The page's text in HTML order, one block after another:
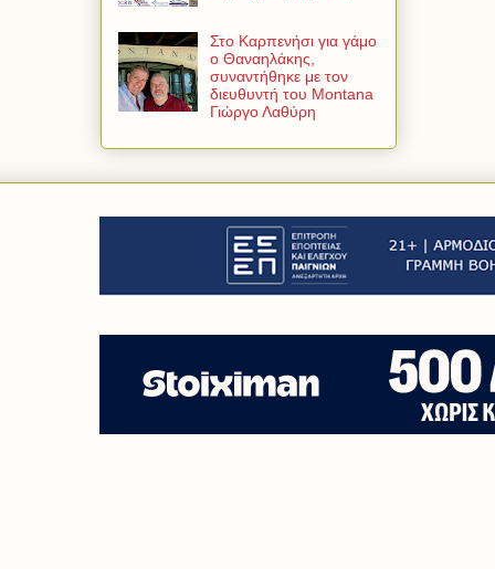
Στο Καρπενήσι για γάμο
ο Θαναηλάκης,
συναντήθηκε με τον
διευθυντή του Montana
Γιώργο Λαθύρη